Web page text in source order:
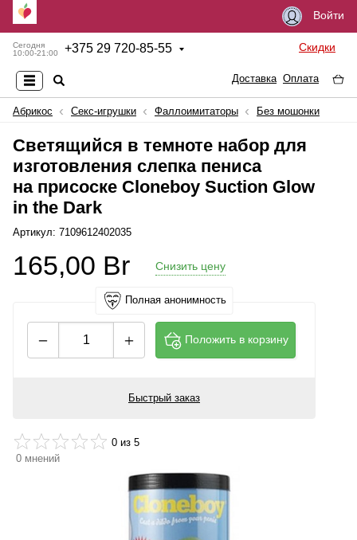
Войти
Сегодня
10:00-21:00
+375 29 720-85-55 Скидки
Доставка Оплата
Абрикос Секс-игрушки Фаллоимитаторы Без мошонки
Светящийся в темноте набор для
изготовления слепка пениса
на присоске Cloneboy Suction Glow
in the Dark
Артикул: 7109612402035
165,00 Br Снизить цену
Полная анонимность
Положить в корзину
Быстрый заказ
0 из 5
0 мнений